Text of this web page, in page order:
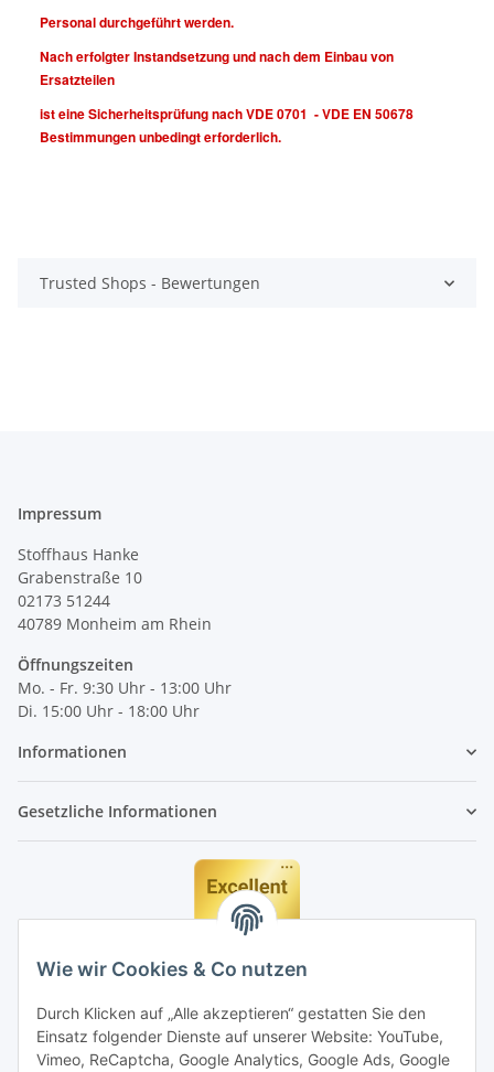
Wie wir Cookies & Co nutzen
Durch Klicken auf „Alle akzeptieren“ gestatten Sie den
Einsatz folgender Dienste auf unserer Website: YouTube,
Vimeo, ReCaptcha, Google Analytics, Google Ads, Google
Personal durchgeführt werden.
Nach erfolgter Instandsetzung und nach dem Einbau von
Ersatzteilen
ist eine Sicherheitsprüfung nach VDE 0701 - VDE EN 50678
Bestimmungen unbedingt erforderlich.
Trusted Shops - Bewertungen
Impressum
Stoffhaus Hanke
Grabenstraße 10
02173 51244
40789 Monheim am Rhein
Öffnungszeiten
Mo. - Fr. 9:30 Uhr - 13:00 Uhr
Di. 15:00 Uhr - 18:00 Uhr
Informationen
Gesetzliche Informationen